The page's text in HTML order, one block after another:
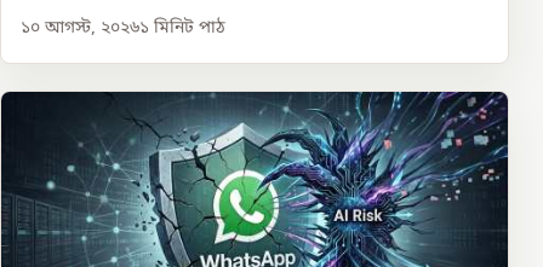
১০ আগস্ট, ২০২৬১ মিনিট পাঠ